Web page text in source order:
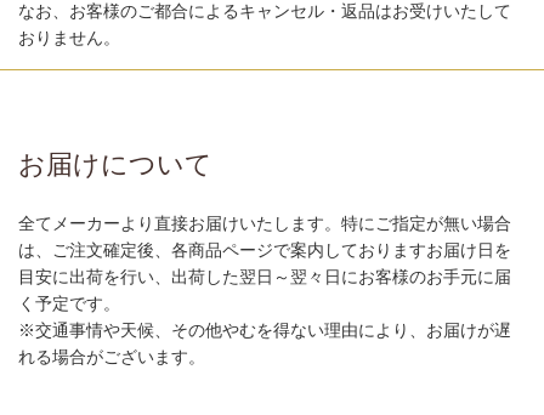
なお、お客様のご都合によるキャンセル・返品はお受けいたして
おりません。
お届けについて
全てメーカーより直接お届けいたします。特にご指定が無い場合
は、ご注文確定後、各商品ページで案内しておりますお届け日を
目安に出荷を行い、出荷した翌日～翌々日にお客様のお手元に届
く予定です。
※交通事情や天候、その他やむを得ない理由により、お届けが遅
れる場合がございます。